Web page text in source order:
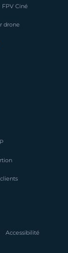
FPV Ciné
drone
Accessibilité